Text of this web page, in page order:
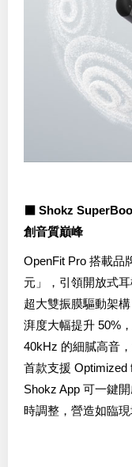
⬛ Shokz
創音質巔峰
OpenFit Pro 搭載品
元」，引領開放式
超大雙振膜驅動架
湃度大幅提升 50%
40kHz 的細膩高音
首款支援 Optimized
Shokz App 可一鍵
時調整，營造如臨現